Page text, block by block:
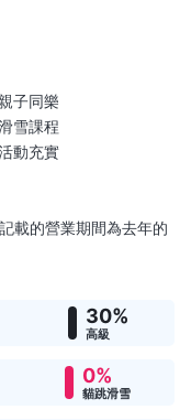
子同樂
雪課程
動充實
載的營業期間為去年的
30%
高級
0%
貓跳滑雪